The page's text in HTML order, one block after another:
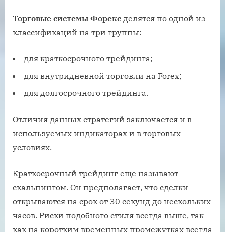
Торговые системы Форекс делятся по одной из
классификаций на три группы:
для краткосрочного трейдинга;
для внутридневной торговли на Forex;
для долгосрочного трейдинга.
Отличия данных стратегий заключается и в
используемых индикаторах и в торговых
условиях.
Краткосрочный трейдинг еще называют
скальпингом. Он предполагает, что сделки
открываются на срок от 30 секунд до нескольких
часов. Риски подобного стиля всегда выше, так
как на коротким временных промежутках всегда